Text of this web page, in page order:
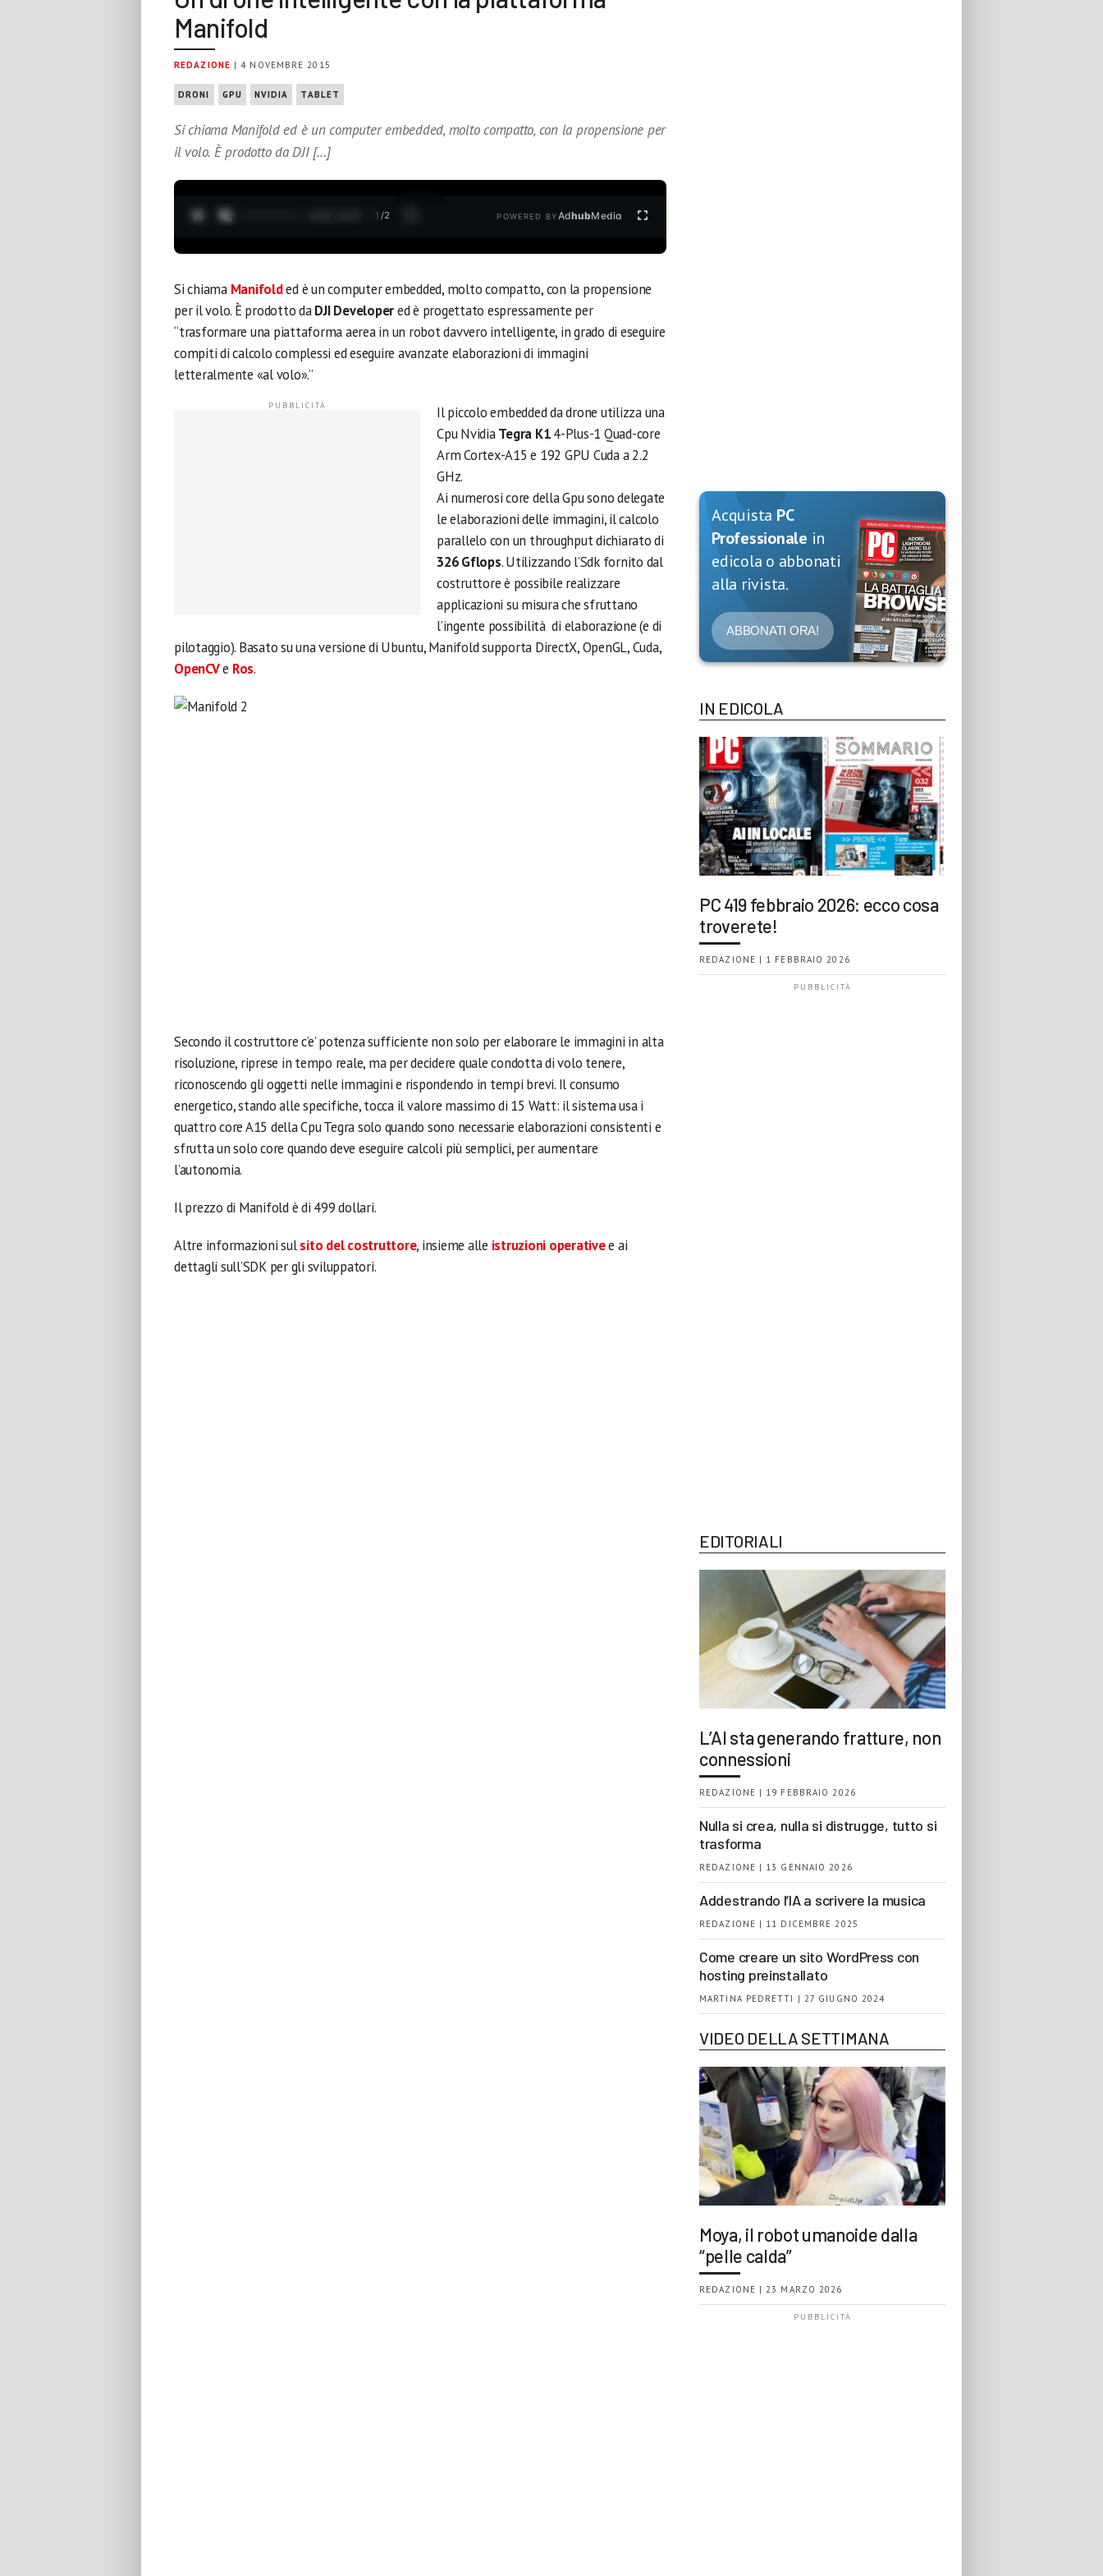
Manifold
REDAZIONE | 4 NOVEMBRE 2015
DRONI GPU NVIDIA TABLET
Si chiama Manifold ed è un computer embedded, molto compatto, con la propensione per
il volo. È prodotto da DJI […]
1 /2 POWERED BYAdhubMedia
Si chiama Manifolded è un computer embedded, molto compatto, con la propensione
per il volo. È prodotto daDJI Developered è progettato espressamente per
“trasformare una piattaforma aerea in un robot davvero intelligente, in grado di eseguire
compiti di calcolo complessi ed eseguire avanzate elaborazioni di immagini
letteralmente «al volo».”
Il piccolo embedded da drone utilizza una
Cpu NvidiaTegra K14-Plus-1 Quad-core
Arm Cortex-A15 e 192 GPU Cuda a 2.2
GHz.
Ai numerosi core della Gpu sono delegate
le elaborazioni delle immagini, il calcolo
parallelo con un throughput dichiarato di
326 Gflops. Utilizzando l’Sdk fornito dal
costruttore è possibile realizzare
applicazioni su misura che sfruttano
l’ingente possibilità di elaborazione (e di
pilotaggio). Basato su una versione di Ubuntu, Manifold supporta DirectX, OpenGL, Cuda,
OpenCVe Ros.
Secondo il costruttore c’e’ potenza sufficiente non solo per elaborare le immagini in alta
risoluzione, riprese in tempo reale, ma per decidere quale condotta di volo tenere,
riconoscendo gli oggetti nelle immagini e rispondendo in tempi brevi. Il consumo
energetico, stando alle specifiche, tocca il valore massimo di 15 Watt: il sistema usa i
quattro core A15 della Cpu Tegra solo quando sono necessarie elaborazioni consistenti e
sfrutta un solo core quando deve eseguire calcoli più semplici, per aumentare
l’autonomia.
Il prezzo di Manifold è di 499 dollari.
Altre informazioni sulsito del costruttore, insieme alle istruzioni operativee ai
dettagli sull’SDK per gli sviluppatori.
Acquista PC
Professionale in
edicola o abbonati
alla rivista.
ABBONATI ORA!
IN EDICOLA
PC 419 febbraio 2026: ecco cosa
troverete!
REDAZIONE | 1 FEBBRAIO 2026
EDITORIALI
L’AI sta generando fratture, non
connessioni
REDAZIONE | 19 FEBBRAIO 2026
Nulla si crea, nulla si distrugge, tutto si
trasforma
REDAZIONE | 13 GENNAIO 2026
Addestrando l’IA a scrivere la musica
REDAZIONE | 11 DICEMBRE 2025
Come creare un sito WordPress con
hosting preinstallato
MARTINA PEDRETTI | 27 GIUGNO 2024
VIDEO DELLA SETTIMANA
Moya, il robot umanoide dalla
“pelle calda”
REDAZIONE | 23 MARZO 2026